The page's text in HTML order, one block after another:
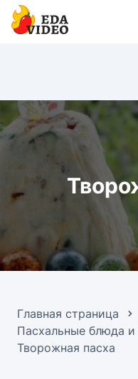
Главная страница
Пасхальные блюда
Творожная пасха